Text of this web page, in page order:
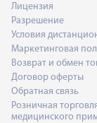
Лицензия
Разрешение
Условия
Маркетинговая
Возврат и обмен
Договор оферты
Обратная связь
Розничная
медицинского